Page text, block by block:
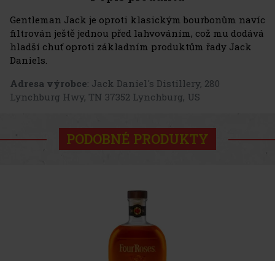
Gentleman Jack je oproti klasickým bourbonům navíc
filtrován ještě jednou před lahvováním, což mu dodává
hladší chuť oproti základním produktům řady Jack
Daniels.
Adresa výrobce: Jack Daniel's Distillery, 280
Lynchburg Hwy, TN 37352 Lynchburg, US
PODOBNÉ PRODUKTY